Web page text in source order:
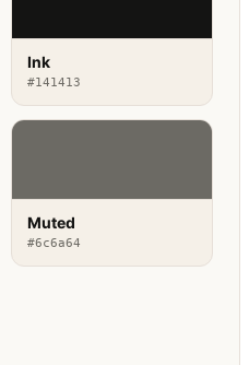
Ink
#141413
Muted
#6c6a64